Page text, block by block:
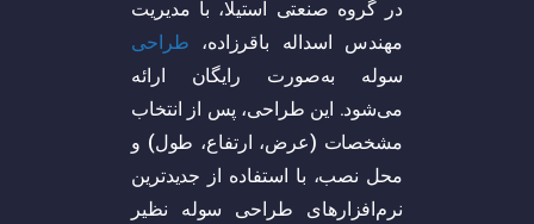
در گروه صنعتی استیلا، با مدیریت
مهندس اسداله باقرزاده، طراحی
سوله به‌صورت رایگان ارائه
می‌شود. این طراحی، پس از انتخاب
مشخصات (عرض، ارتفاع، طول) و
محل نصب، با استفاده از جدیدترین
نرم‌افزار‌های طراحی سوله نظیر